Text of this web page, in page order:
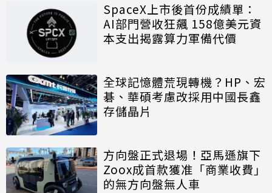
SpaceX上市後首份成績單：
AI部門營收狂飆 158億美元資
本支出揭露算力軍備代價
全球記憶體荒現轉機？HP、宏
碁、華碩考慮改採用中國長鑫
存儲晶片
方向盤正式退場！亞馬遜旗下
Zoox成首款獲准「商業收費」
的無方向盤無人車